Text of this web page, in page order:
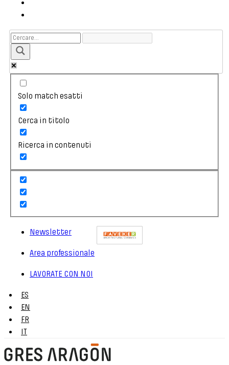
Solo match esatti
Cerca in titolo
Ricerca in contenuti
Newsletter
Area professionale
LAVORATE CON NOI
ES
EN
FR
IT